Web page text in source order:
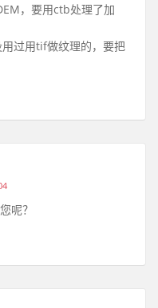
，要用ctb处理了加
过用tif做纹理的，要把
呢？